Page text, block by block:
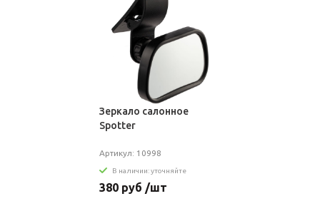
Зеркало салонное
Spotter
Артикул: 10998
В наличии: уточняйте
380 руб /шт